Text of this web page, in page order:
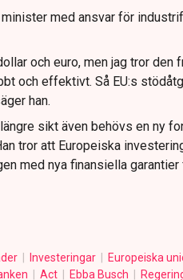
med ansvar för
och euro, men jag tror den
och effektivt. Så EU:s
han.
sikt även behövs en ny
tror att Europeiska
med nya finansiella
Investeringar Europeiska
Act Ebba Busch